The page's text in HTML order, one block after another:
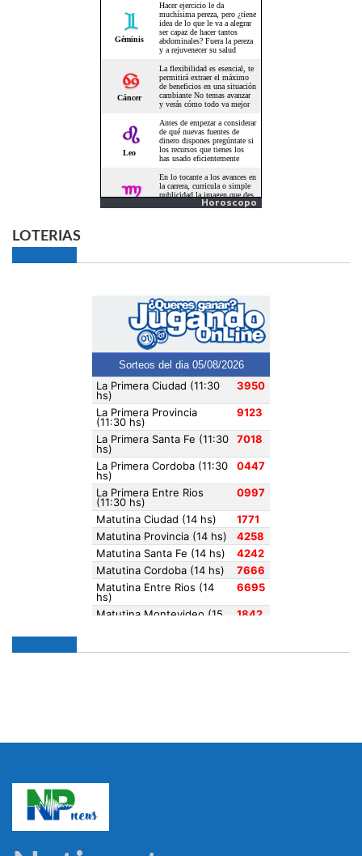
Horoscopo
LOTERIAS